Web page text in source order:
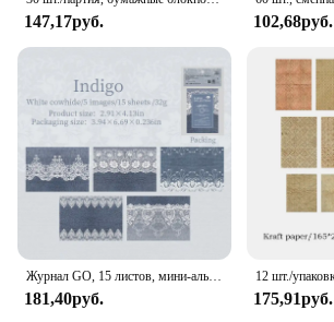
147,17руб. 102,68руб.
Журнал GO, 15 листов, мини-альбом для вырезок, ретро, креативный материал, бумага, кружевная внутренняя страница, материал, мини-блокнот, блокноты для заметок
181,40руб. 175,91руб.